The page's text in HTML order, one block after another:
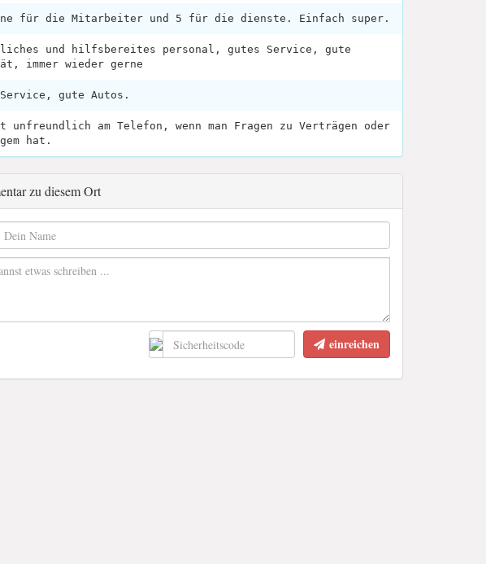
für die Mitarbeiter und 5 für die dienste. Einfach super.
und hilfsbereites personal, gutes Service, gute
immer wieder gerne
Service, gute Autos.
unfreundlich am Telefon, wenn man Fragen zu Verträgen oder
hat.
zu diesem Ort
einreichen